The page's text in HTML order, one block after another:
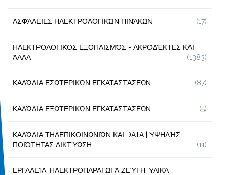
ΑΣΦΆΛΕΙΕΣ ΗΛΕΚΤΡΟΛΟΓΙΚΏΝ ΠΙΝΆΚΩΝ (17)
ΗΛΕΚΤΡΟΛΟΓΙΚΌΣ ΕΞΟΠΛΙΣΜΌΣ - ΑΚΡΟΔΈΚΤΕΣ ΚΑΙ
ΆΛΛΑ
(1383)
ΚΑΛΏΔΙΑ ΕΣΩΤΕΡΙΚΏΝ ΕΓΚΑΤΑΣΤΆΣΕΩΝ (87)
ΚΑΛΏΔΙΑ ΕΞΩΤΕΡΙΚΏΝ ΕΓΚΑΤΑΣΤΆΣΕΩΝ (5)
ΚΑΛΏΔΙΑ ΤΗΛΕΠΙΚΟΙΝΩΝΙΏΝ ΚΑΙ DATA | ΥΨΗΛΉΣ
ΠΟΙΌΤΗΤΑΣ ΔΙΚΤΎΩΣΗ
(11)
ΕΡΓΑΛΕΊΑ, ΗΛΕΚΤΡΟΠΑΡΑΓΩΓΆ ΖΕΎΓΗ, ΥΛΙΚΆ